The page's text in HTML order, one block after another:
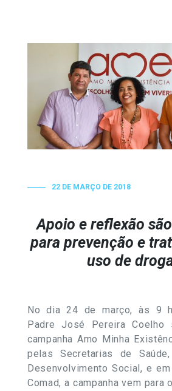
22 DE MARÇO DE 2018
Apoio e reflexão
para prevenção e
uso de
No dia24 de março, às 9
Padre José Pereira Coelho
campanha Amo Minha
pelas Secretarias de
Desenvolvimento Social, e
Comad, a campanha vem para